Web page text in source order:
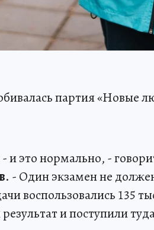
партия «Новые
и это нормально, -
. - Один экзамен не
воспользовались 135
и поступили